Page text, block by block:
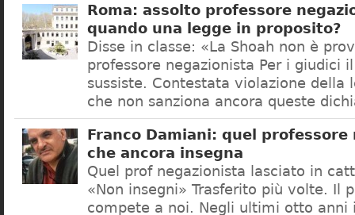
Roma: assolto professore
quando una legge in proposito?
Disse in classe: «La Shoah non è
professore negazionista Per i giudici
sussiste. Contestata violazione della
che non sanziona ancora queste
Franco Damiani: quel professore
che ancora insegna
Quel prof negazionista lasciato in
«Non insegni» Trasferito più volte. Il
compete a noi. Negli ultimi otto anni